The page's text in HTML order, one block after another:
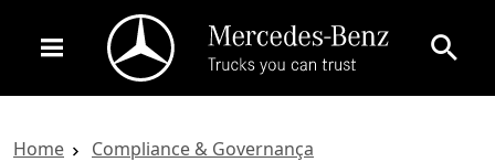
Home
Compliance & Governança